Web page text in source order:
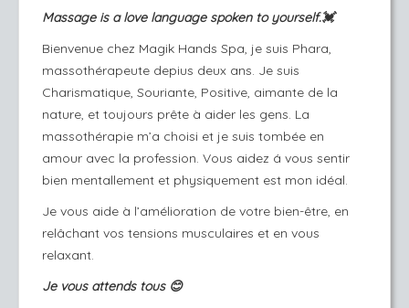
Massage is a love language spoken to yourself.💓
Bienvenue chez Magik Hands Spa, je suis Phara,
massothérapeute depius deux ans. Je suis
Charismatique, Souriante, Positive, aimante de la
nature, et toujours prête à aider les gens. La
massothérapie m’a choisi et je suis tombée en
amour avec la profession. Vous aidez á vous sentir
bien mentallement et physiquement est mon idéal.
Je vous aide à l’amélioration de votre bien-être, en
relâchant vos tensions musculaires et en vous
relaxant.
Je vous attends tous 😊